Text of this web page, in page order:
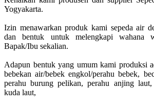
Yogyakarta.
Izin menawarkan produk kami sepeda air
dan bentuk untuk melengkapi wahana
Bapak/Ibu sekalian.
Adapun bentuk yang umum kami produksi
bebekan air/bebek engkol/perahu bebek,
perahu burung pelikan, perahu anjing laut,
kuda laut,